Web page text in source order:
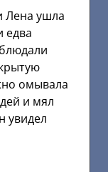
Лена ушла
едва
омывала
и мял
увидел